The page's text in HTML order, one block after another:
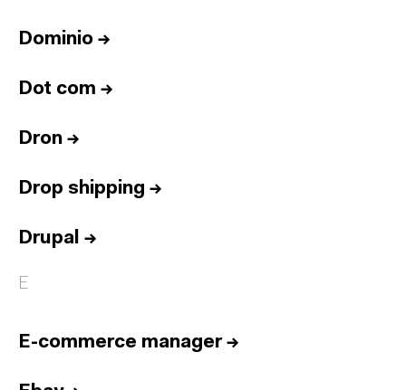
Dominio →
Dot com →
Dron →
Drop shipping →
Drupal →
E
E-commerce manager→